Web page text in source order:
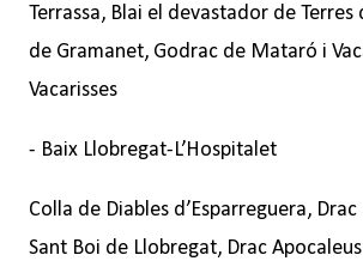
Terrassa, Blai el devastador de Terres
de Gramanet, Godrac de Mataró i
Vacarisses
- Baix Llobregat-L’Hospitalet
Colla de Diables d’Esparreguera,
Sant Boi de Llobregat, Drac